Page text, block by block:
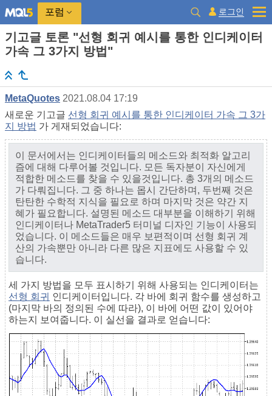
포럼 로그인
기고글 토론 "선형 회귀 예시를 통한 인디케이터
가속 그 3가지 방법"
MetaQuotes 2021.08.04 17:19
새로운 기고글 선형 회귀 예시를 통한 인디케이터 가속 그 3가
지 방법 가 게재되었습니다:
이 문서에서는 인디케이터들의 메소드와 최적화 알고리
즘에 대해 다루어볼 것입니다. 모든 독자분이 자신에게
적합한 메소드를 찾을 수 있을것입니다. 총 3개의 메소드
가 다뤄집니다. 그 중 하나는 몹시 간단하며, 두번째 것은
탄탄한 수학적 지식을 필요로 하며 마지막 것은 약간 지
혜가 필요합니다. 설명된 메소드 대부분을 이해하기 위해
인디케이터나 MetaTrader5 터미널 디자인 기능이 사용되
었습니다. 이 메소드들은 매우 보편적이며 선형 회귀 계
산의 가속뿐만 아니라 다른 많은 지표에도 사용할 수 있
습니다.
세 가지 방법을 모두 표시하기 위해 사용되는 인디케이터는
선형 회귀 인디케이터입니다. 각 바에 회귀 함수를 생성하고
(마지막 바의 정의된 수에 따라), 이 바에 어떤 값이 있어야
하는지 보여줍니다. 이 실선을 결과로 얻습니다: